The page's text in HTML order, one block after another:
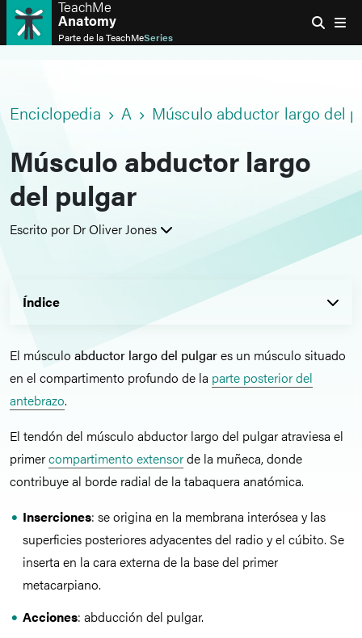
TeachMe
Anatomy
Parte de laTeachMeSeries
Enciclopedia A Músculo abductor largo del
Músculo abductor largo
del pulgar
Escrito por Dr Oliver Jones
Índice
El músculo abductor largo del pulgares un músculo situado
en el compartimento profundo de la parte posterior del
antebrazo.
El tendón del músculo abductor largo del pulgar atraviesa el
primercompartimento extensorde la muñeca, donde
contribuye al borde radial de la tabaquera anatómica.
Inserciones: se origina en la membrana interósea y las
superficies posteriores adyacentes del radio y el cúbito. Se
inserta en la cara externa de la base del primer
metacarpiano.
Acciones: abducción del pulgar.